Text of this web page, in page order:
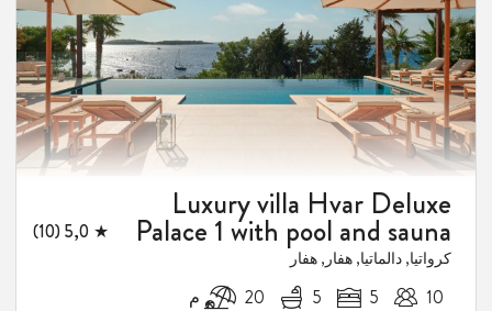
المفضلة
Luxury villa Hvar Deluxe
Palace 1 with pool and sauna
★ 5,0 (10)
كرواتيا, دالماتيا, هفار, هفار
10
5
5 20 م